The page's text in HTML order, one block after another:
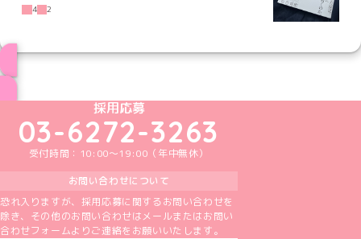
4
2
めいどりーみんTikTok公式アカウント
めいどりーみんX公式アカウント
めいどりーみんInstagram公式アカウント
めいどりーみんFacebook公式アカウン
めいどりーみんYouTube公式アカ
採用応募
03-6272-3263
受付時間：10:00～19:00（年中無休）
お問い合わせについて
恐れ入りますが、採用応募に関するお問い合わせを
除き、その他のお問い合わせはメールまたはお問い
合わせフォームよりご連絡をお願いいたします。